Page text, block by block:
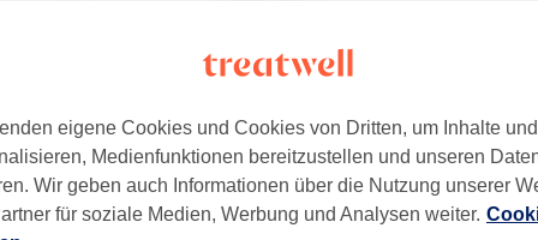
Wandsbek, Hamburg, 22041
keine Buchungen über Treatwell entgegen.
eigene Cookies und Cookies von Dritten, um Inhalte
Medienfunktionen bereitzustellen und unseren
Wir geben auch Informationen über die Nutzung unserer
für soziale Medien, Werbung und Analysen weiter.